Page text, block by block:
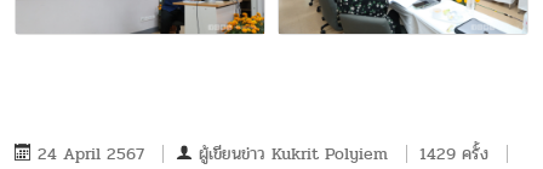
24 April 2567 ผู้เขียนข่าว Kukrit Polyiem
1429 ครั้ง